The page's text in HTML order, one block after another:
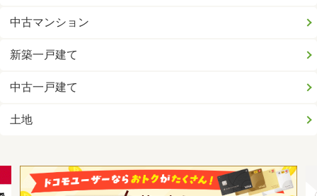
中古マンション
新築一戸建て
中古一戸建て
土地